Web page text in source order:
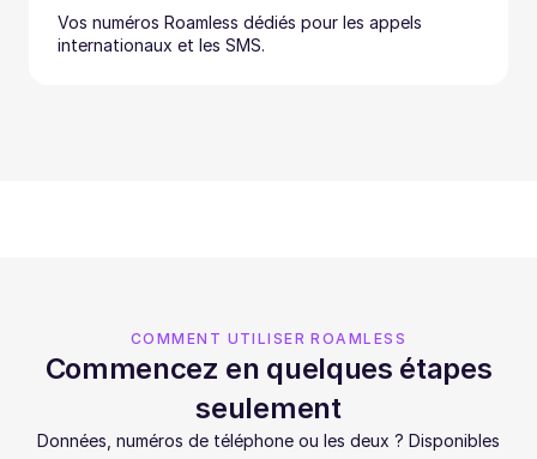
Vos numéros Roamless dédiés pour les appels
internationaux et les SMS.
COMMENT UTILISER ROAMLESS
Commencez en quelques étapes
seulement
Données, numéros de téléphone ou les deux ? Disponibles